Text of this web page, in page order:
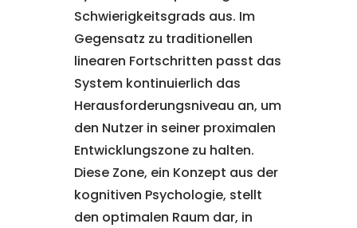
Schwierigkeitsgrads aus. Im
Gegensatz zu traditionellen
linearen Fortschritten passt das
System kontinuierlich das
Herausforderungsniveau an, um
den Nutzer in seiner proximalen
Entwicklungszone zu halten.
Diese Zone, ein Konzept aus der
kognitiven Psychologie, stellt
den optimalen Raum dar, in